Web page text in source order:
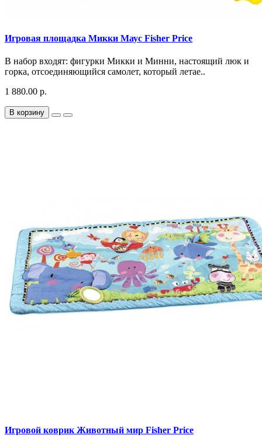
Игровая площадка Микки Маус Fisher Price
В набор входят: фигурки Микки и Минни, настоящий люк и
горка, отсоединяющийся самолет, который летае..
1 880.00 р.
В корзину
Игровой коврик Животный мир Fisher Price